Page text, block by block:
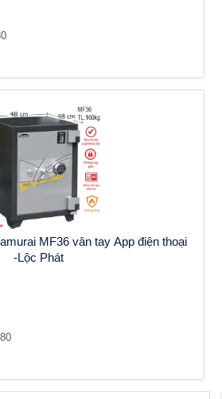
MF36 vân tay App điện thoại
-Lộc Phát